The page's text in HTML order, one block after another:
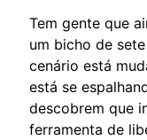
Tem gente que
um bicho de
cenário está
está se
descobrem que
ferramenta de